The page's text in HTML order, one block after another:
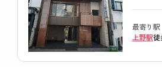
最寄り駅
上野駅徒